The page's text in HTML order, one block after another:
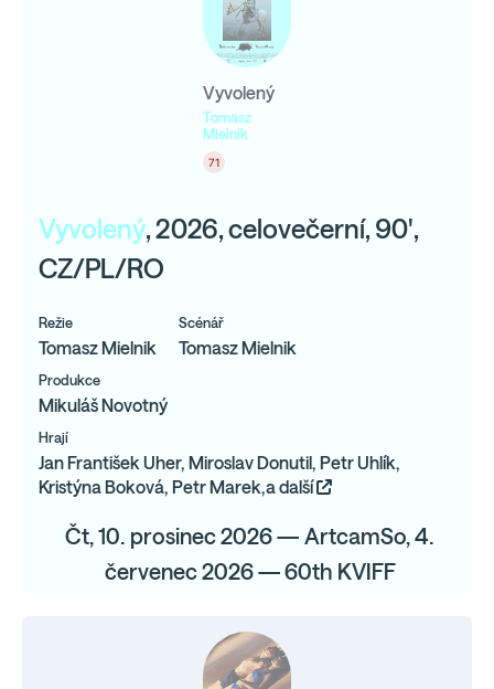
Vyvolený
Tomasz
Mielnik
71
Vyvolený, 2026, celovečerní, 90',
CZ/PL/RO
Režie
Tomasz Mielnik
Scénář
Tomasz Mielnik
Produkce
Mikuláš Novotný
Hrají
Jan František Uher, Miroslav Donutil, Petr Uhlík,
Kristýna Boková, Petr Marek,a další
Čt, 10. prosinec 2026 — ArtcamSo, 4.
červenec 2026 — 60th KVIFF